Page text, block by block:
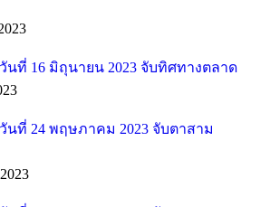
นที่ 16 มิถุนายน 2023 จับทิศทางตลาด
นที่ 24 พฤษภาคม 2023 จับตาสาม